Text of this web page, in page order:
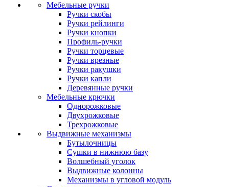
Мебельные ручки
Ручки скобы
Ручки рейлинги
Ручки кнопки
Профиль-ручки
Ручки торцевые
Ручки врезные
Ручки ракушки
Ручки капли
Деревянные ручки
Мебельные крючки
Однорожковые
Двухрожковые
Трехрожковые
Выдвижные механизмы
Бутылочницы
Сушки в нижнюю базу
Волшебный уголок
Выдвижные колонны
Механизмы в угловой модуль